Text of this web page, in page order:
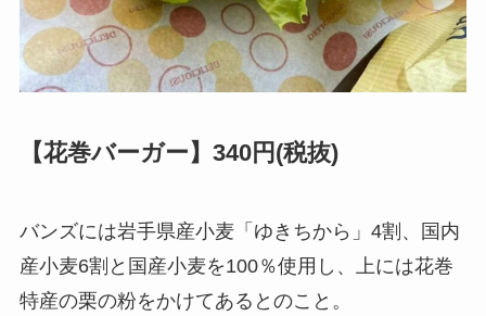
【花巻バーガー】340円(税抜)
バンズには岩手県産小麦「ゆきちから」4割、国内
産小麦6割と国産小麦を100％使用し、上には花巻
特産の栗の粉をかけてあるとのこと。